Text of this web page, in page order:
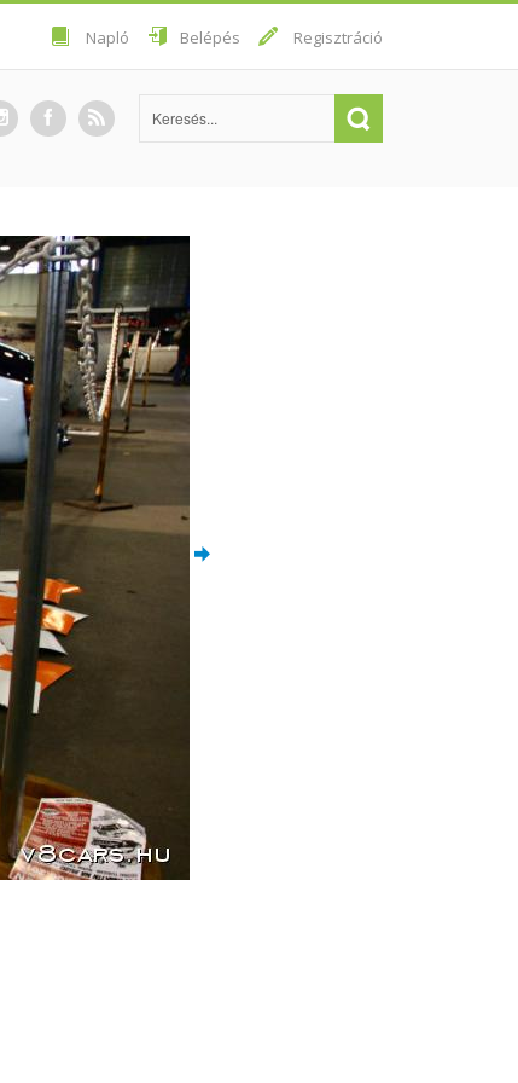
Napló Belépés Regisztráció